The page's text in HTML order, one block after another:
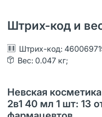
Штрих-код и
Штрих-код:
Вес: 0.047 кг;
Невская
2в1 40 мл 1 шт: 13